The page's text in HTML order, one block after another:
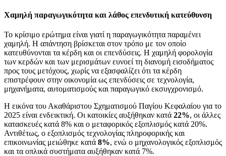
Χαμηλή παραγωγικότητα και λάθος επενδυτική κατεύθυνση
Το κρίσιμο ερώτημα είναι γιατί η παραγωγικότητα παραμένει
χαμηλή. Η απάντηση βρίσκεται στον τρόπο με τον οποίο
κατευθύνονται τα κέρδη και οι επενδύσεις. Η χαμηλή φορολογία
των κερδών και των μερισμάτων ευνοεί τη διανομή εισοδήματος
προς τους μετόχους, χωρίς να εξασφαλίζει ότι τα κέρδη
επιστρέφουν στην οικονομία ως επενδύσεις σε τεχνολογία,
μηχανήματα, αυτοματισμούς και παραγωγικό εκσυγχρονισμό.
Η εικόνα του Ακαθάριστου Σχηματισμού Παγίου Κεφαλαίου για το
2025 είναι ενδεικτική. Οι κατοικίες αυξήθηκαν κατά 22%, οι άλλες
κατασκευές κατά 8% και ο μεταφορικός εξοπλισμός κατά 20%.
Αντιθέτως, ο εξοπλισμός τεχνολογίας πληροφορικής και
επικοινωνίας μειώθηκε κατά 8%, ενώ ο μηχανολογικός εξοπλισμός
και τα οπλικά συστήματα αυξήθηκαν κατά 7%.